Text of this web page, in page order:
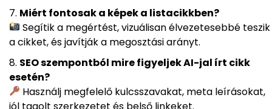
Miért fontosak a képek a listacikkben?
Segítik a megértést, vizuálisan élvezetesebbé teszik
a cikket, és javítják a megosztási arányt.
SEO szempontból mire figyeljek AI-jal írt cikk
esetén?
Használj megfelelő kulcsszavakat, meta leírásokat,
jól tagolt szerkezetet és belső linkeket.